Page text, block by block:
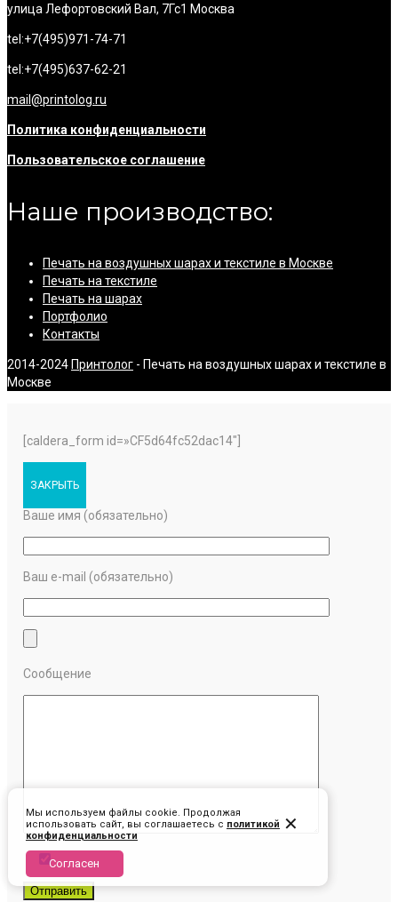
улица Лефортовский Вал, 7Гс1 Москва
tel:+7(495)971-74-71
tel:+7(495)637-62-21
mail@printolog.ru
Политика конфиденциальности
Пользовательское соглашение
Наше производство:
Печать на воздушных шарах и текстиле в Москве
Печать на текстиле
Печать на шарах
Портфолио
Контакты
2014-2024 Принтолог - Печать на воздушных шарах и текстиле в
Москве
[caldera_form id=»CF5d64fc52dac14″]
ЗАКРЫТЬ
Ваше имя (обязательно)
Ваш e-mail (обязательно)
Сообщение
✕
Мы используем файлы cookie. Продолжая
использовать сайт, вы соглашаетесь c политикой
конфиденциальности
Согласен